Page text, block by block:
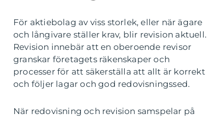
För aktiebolag av viss storlek, eller när ägare
och långivare ställer krav, blir revision aktuell.
Revision innebär att en oberoende revisor
granskar företagets räkenskaper och
processer för att säkerställa att allt är korrekt
och följer lagar och god redovisningssed.
När redovisning och revision samspelar på